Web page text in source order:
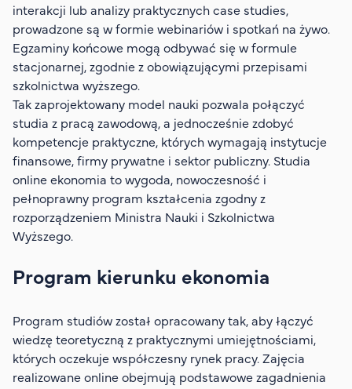
interakcji lub analizy praktycznych case studies,
prowadzone są w formie webinariów i spotkań na żywo.
Egzaminy końcowe mogą odbywać się w formule
stacjonarnej, zgodnie z obowiązującymi przepisami
szkolnictwa wyższego.
Tak zaprojektowany model nauki pozwala połączyć
studia z pracą zawodową, a jednocześnie zdobyć
kompetencje praktyczne, których wymagają instytucje
finansowe, firmy prywatne i sektor publiczny. Studia
online ekonomia to wygoda, nowoczesność i
pełnoprawny program kształcenia zgodny z
rozporządzeniem Ministra Nauki i Szkolnictwa
Wyższego.
Program kierunku ekonomia
Program studiów został opracowany tak, aby łączyć
wiedzę teoretyczną z praktycznymi umiejętnościami,
których oczekuje współczesny rynek pracy. Zajęcia
realizowane online obejmują podstawowe zagadnienia